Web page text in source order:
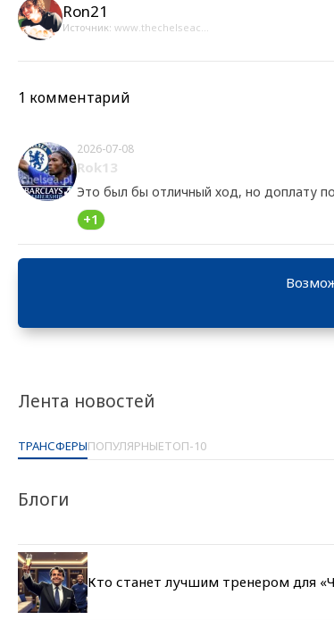
Лента новостей
ТРАНСФЕРЫПОПУЛЯРНЫЕТОП-10
Блоги
Кто станет лучшим тренером для
Ron21
Источник: www.thechelseac...
1 комментарий
2026-07-08
Rok13
Это был бы отличный ход, но доплату
+1